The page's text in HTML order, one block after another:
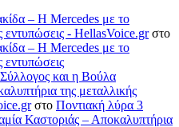
– Η Mercedes με το
εντυπώσεις - HellasVoice.grστο
– Η Mercedes με το
εντυπώσεις
και η Βούλα
της μεταλλικής
στο Ποντιακή λύρα 3
Καστοριάς – Αποκαλυπτήρια